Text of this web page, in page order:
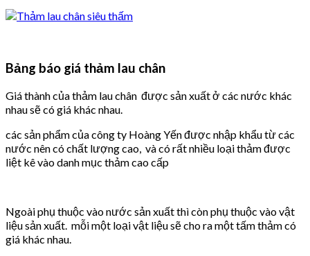
Bảng báo giá thảm lau chân
Giá thành của thảm lau chân được sản xuất ở các nước khác
nhau sẽ có giá khác nhau.
các sản phẩm của công ty Hoàng Yến được nhập khẩu từ các
nước nên có chất lượng cao, và có rất nhiều loại thảm được
liệt kê vào danh mục thảm cao cấp
Ngoài phụ thuộc vào nước sản xuất thì còn phụ thuộc vào vật
liệu sản xuất. mỗi một loại vật liệu sẽ cho ra một tấm thảm có
giá khác nhau.